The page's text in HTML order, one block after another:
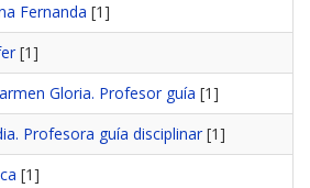
Fernanda [1]
[1]
Gloria. Profesor guía [1]
Profesora guía disciplinar[1]
[1]